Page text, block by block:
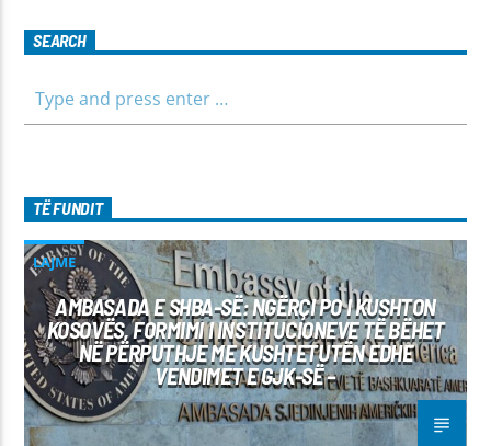
SEARCH
TË FUNDIT
LAJME
AMBASADA E SHBA-SË: NGËRÇI PO I KUSHTON
KOSOVËS, FORMIMI I INSTITUCIONEVE TË BËHET
NË PËRPUTHJE ME KUSHTETUTËN EDHE
VENDIMET E GJK-SË –